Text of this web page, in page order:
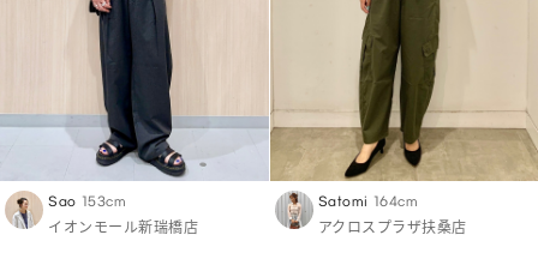
Sao 153cm
イオンモール新瑞橋店
Satomi 164cm
アクロスプラザ扶桑店